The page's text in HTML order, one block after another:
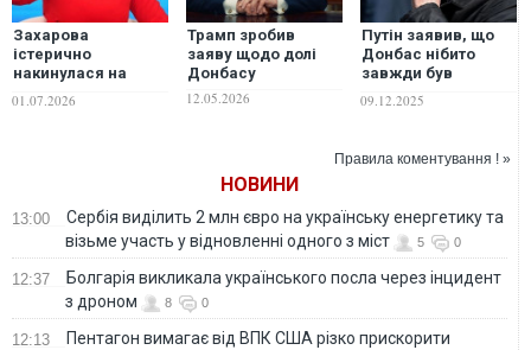
Захарова
істерично
накинулася на
біженців за
01.07.2026
Трамп зробив
заяву щодо долі
Донбасу
12.05.2026
Путін заявив, що
Донбас нібито
завжди був
09.12.2025
Правила коментування ! »
НОВИНИ
13:00
Сербія виділить 2 млн євро на українську енергетику та
візьме участь у відновленні одного з міст
5 0
12:37
Болгарія викликала українського посла через інцидент
з дроном
8 0
12:13
Пентагон вимагає від ВПК США різко прискорити